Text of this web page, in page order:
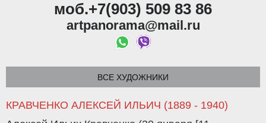
моб.+7(903) 509 83 86
artpanorama@mail.ru
ВСЕ ХУДОЖНИКИ
КРАВЧЕНКО АЛЕКСЕЙ ИЛЬИЧ (1889 - 1940)